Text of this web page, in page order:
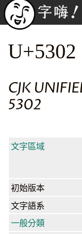
U+5302
CJK
5302
文字區域
初始版本
文字語系
一般分類